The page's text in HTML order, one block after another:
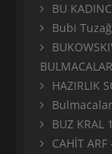
BU
Bubi
HAZIRLIK
BUZ KRAL
CAHİT